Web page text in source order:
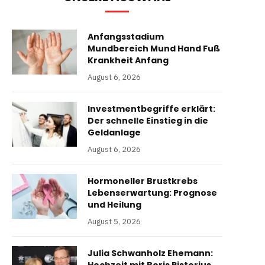
Anfangsstadium
Mundbereich Mund Hand Fuß
Krankheit Anfang
August 6, 2026
Investmentbegriffe erklärt:
Der schnelle Einstieg in die
Geldanlage
August 6, 2026
Hormoneller Brustkrebs
Lebenserwartung: Prognose
und Heilung
August 5, 2026
Julia Schwanholz Ehemann: